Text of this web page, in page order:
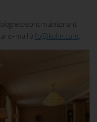
sont maintenant
e-mail à fb@kulm.com.